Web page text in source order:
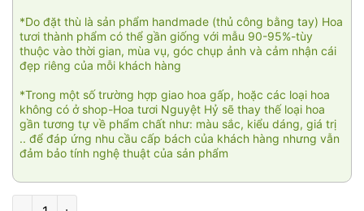
*Do đặt thù là sản phẩm handmade (thủ công bằng tay) Hoa
tươi thành phẩm có thể gần giống với mẫu 90-95%-tùy
thuộc vào thời gian, mùa vụ, góc chụp ảnh và cảm nhận cái
đẹp riêng của mỗi khách hàng
*Trong một số trường hợp giao hoa gấp, hoặc các loại hoa
không có ở shop-Hoa tươi Nguyệt Hỷ sẽ thay thế loại hoa
gần tương tự về phẩm chất như: màu sắc, kiểu dáng, giá trị
.. để đáp ứng nhu cầu cấp bách của khách hàng nhưng vẫn
đảm bảo tính nghệ thuật của sản phẩm
Hoa bó xinh yêu 006 số lượng